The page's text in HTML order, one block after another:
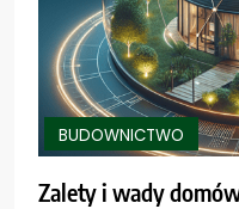
BUDOWNICTWO
Zalety i wady